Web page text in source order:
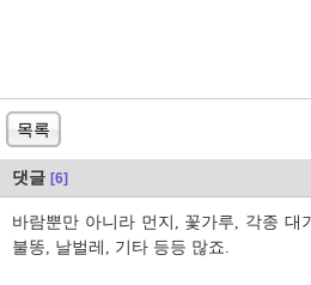
목록
댓글 [6]
바람뿐만 아니라 먼지, 꽃가루, 각종 대
불똥, 날벌레, 기타 등등 많죠.